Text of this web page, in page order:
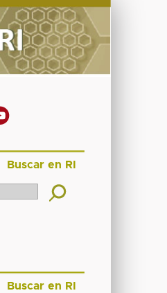
Buscar en RI
Buscar en RI